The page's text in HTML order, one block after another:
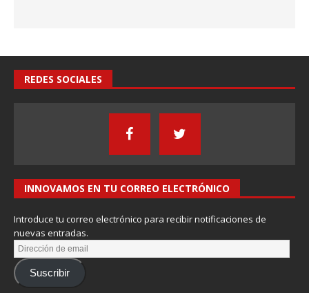
REDES SOCIALES
INNOVAMOS EN TU CORREO ELECTRÓNICO
Introduce tu correo electrónico para recibir notificaciones de
nuevas entradas.
Suscribir